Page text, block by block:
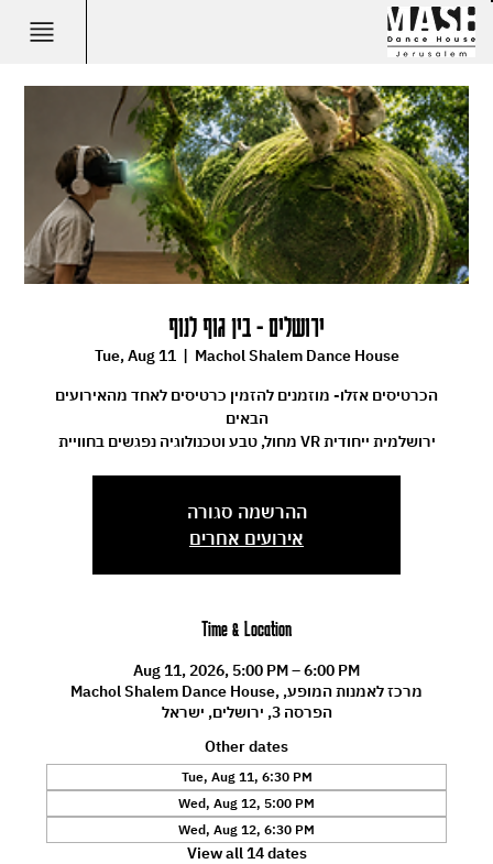
ירושלים - בין גוף לנוף
Tue, Aug 11
  |
Machol Shalem Dance House
הכרטיסים אזלו- מוזמנים להזמין כרטיסים לאחד מהאירועים
הבאים
מחול, טבע וטכנולוגיה נפגשים בחוויית VR ירושלמית ייחודית
ההרשמה סגורה
אירועים אחרים
Time & Location
Aug 11, 2026, 5:00 PM – 6:00 PM
Machol Shalem Dance House, מרכז לאמנות המופע,
הפרסה 3, ירושלים, ישראל
Other dates
Tue, Aug 11, 6:30 PM
Wed, Aug 12, 5:00 PM
Wed, Aug 12, 6:30 PM
View all 14 dates